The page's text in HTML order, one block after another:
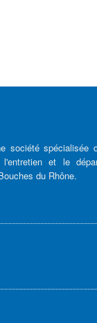
société spécialisée
l'entretien et le
du Rhône.